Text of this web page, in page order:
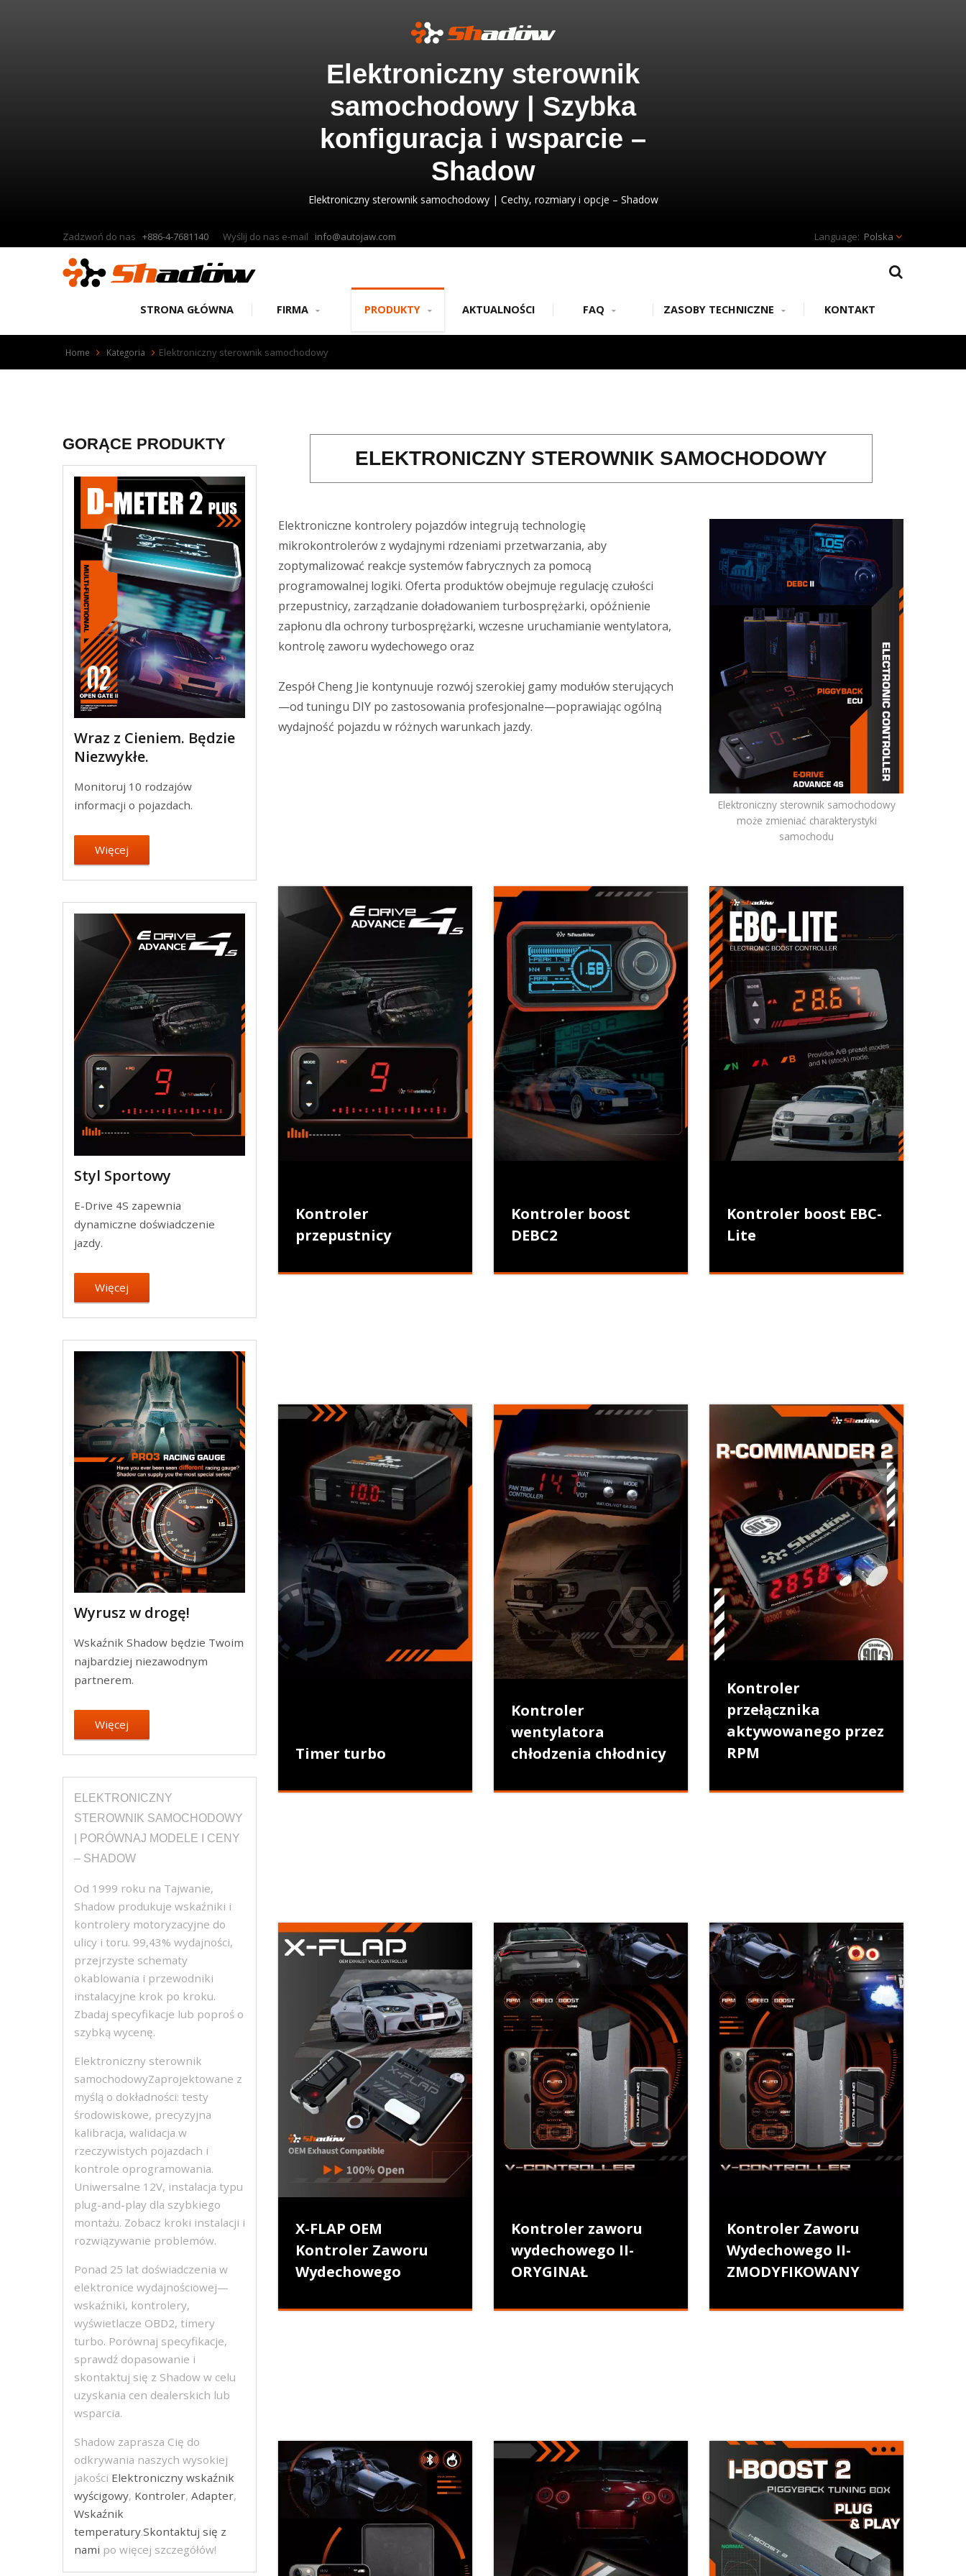
Elektroniczny sterownik
samochodowy | Szybka
konfiguracja i wsparcie –
Shadow
Elektroniczny sterownik samochodowy | Cechy, rozmiary i opcje – Shadow
Zadzwoń do nas +886-4-7681140 Wyślij do nas e-mail info@autojaw.com Polska
STRONA GŁÓWNA FIRMA PRODUKTY AKTUALNOŚCI FAQ ZASOBY TECHNICZNE KONTAKT
Home Kategoria Elektroniczny sterownik samochodowy
GORĄCE PRODUKTY
Wraz z Cieniem. Będzie
Niezwykłe.
Monitoruj 10 rodzajów
informacji o pojazdach.
Więcej
Styl Sportowy
E-Drive 4S zapewnia
dynamiczne doświadczenie
jazdy.
Więcej
Wyrusz w drogę!
Wskaźnik Shadow będzie Twoim
najbardziej niezawodnym
partnerem.
Więcej
ELEKTRONICZNY
STEROWNIK SAMOCHODOWY
| PORÓWNAJ MODELE I CENY
– SHADOW
Od 1999 roku na Tajwanie,
Shadow produkuje wskaźniki i
kontrolery motoryzacyjne do
ulicy i toru. 99,43% wydajności,
przejrzyste schematy
okablowania i przewodniki
instalacyjne krok po kroku.
Zbadaj specyfikacje lub poproś o
szybką wycenę.
Elektroniczny sterownik
samochodowyZaprojektowane z
myślą o dokładności: testy
środowiskowe, precyzyjna
kalibracja, walidacja w
rzeczywistych pojazdach i
kontrole oprogramowania.
Uniwersalne 12V, instalacja typu
plug-and-play dla szybkiego
montażu. Zobacz kroki instalacji i
rozwiązywanie problemów.
Ponad 25 lat doświadczenia w
elektronice wydajnościowej—
wskaźniki, kontrolery,
wyświetlacze OBD2, timery
turbo. Porównaj specyfikacje,
sprawdź dopasowanie i
skontaktuj się z Shadow w celu
uzyskania cen dealerskich lub
wsparcia.
Shadow zaprasza Cię do
odkrywania naszych wysokiej
jakości Elektroniczny wskaźnik
wyścigowy, Kontroler, Adapter,
Wskaźnik
temperatury.Skontaktuj się z
nami po więcej szczegółów!
ELEKTRONICZNY STEROWNIK SAMOCHODOWY
Elektroniczny sterownik samochodowy
może zmieniać charakterystyki
samochodu
Elektroniczne kontrolery pojazdów integrują technologię
mikrokontrolerów z wydajnymi rdzeniami przetwarzania, aby
zoptymalizować reakcje systemów fabrycznych za pomocą
programowalnej logiki. Oferta produktów obejmuje regulację czułości
przepustnicy, zarządzanie doładowaniem turbosprężarki, opóźnienie
zapłonu dla ochrony turbosprężarki, wczesne uruchamianie wentylatora,
kontrolę zaworu wydechowego oraz
Zespół Cheng Jie kontynuuje rozwój szerokiej gamy modułów sterujących
—od tuningu DIY po zastosowania profesjonalne—poprawiając ogólną
wydajność pojazdu w różnych warunkach jazdy.
Kontroler
przepustnicy
Kontroler boost
DEBC2
Kontroler boost EBC-
Lite
Timer turbo
Kontroler
wentylatora
chłodzenia chłodnicy
Kontroler
przełącznika
aktywowanego przez
RPM
X-FLAP OEM
Kontroler Zaworu
Wydechowego
Kontroler zaworu
wydechowego II-
ORYGINAŁ
Kontroler Zaworu
Wydechowego II-
ZMODYFIKOWANY